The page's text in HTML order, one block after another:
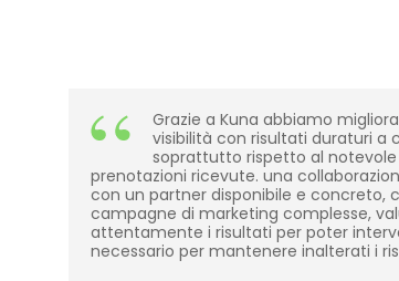
Grazie a Kuna abbiamo
visibilità con risultati duraturi a
soprattutto rispetto al
prenotazioni ricevute. una
con un partner disponibile e concreto,
campagne di marketing complesse,
attentamente i risultati per poter
necessario per mantenere inalterati i